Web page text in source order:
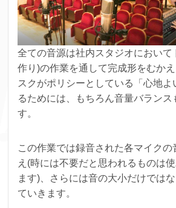
全ての音源は社内スタジオにおいて
作り)の作業を通して完成形をむか
スクがポリシーとしている「心地よ
るためには、もちろん音量バランス
す。
この作業では録音された各マイク
え(時には不要だと思われるものは
ます)、さらには音の大小だけでは
ていきます。